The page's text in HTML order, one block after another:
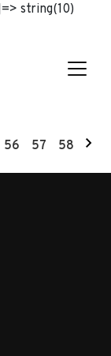
string(10)
56 57 58